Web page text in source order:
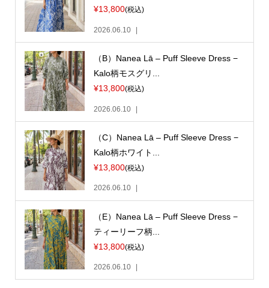
¥13,800(税込)
2026.06.10
（B）Nanea Lā – Puff Sleeve Dress −
Kalo柄モスグリ...
¥13,800(税込)
2026.06.10
（C）Nanea Lā – Puff Sleeve Dress −
Kalo柄ホワイト...
¥13,800(税込)
2026.06.10
（E）Nanea Lā – Puff Sleeve Dress −
ティーリーフ柄...
¥13,800(税込)
2026.06.10